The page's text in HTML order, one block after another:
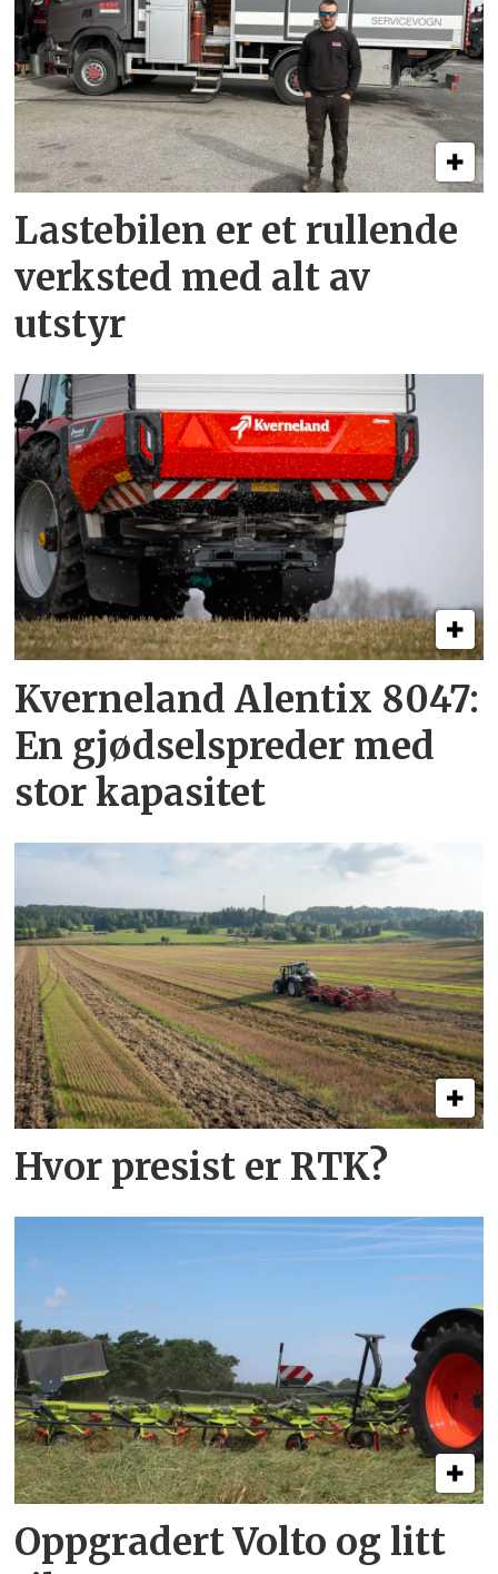
Lastebilen er et rullende
verksted med alt av
utstyr
Kverneland Alentix 8047:
En gjødsel­spreder med
stor kapasitet
Hvor presist er RTK?
Oppgradert Volto og litt